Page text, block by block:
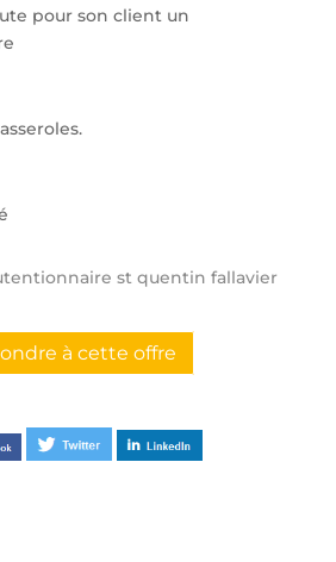
pour son client un
st quentin fallavier
à cette offre